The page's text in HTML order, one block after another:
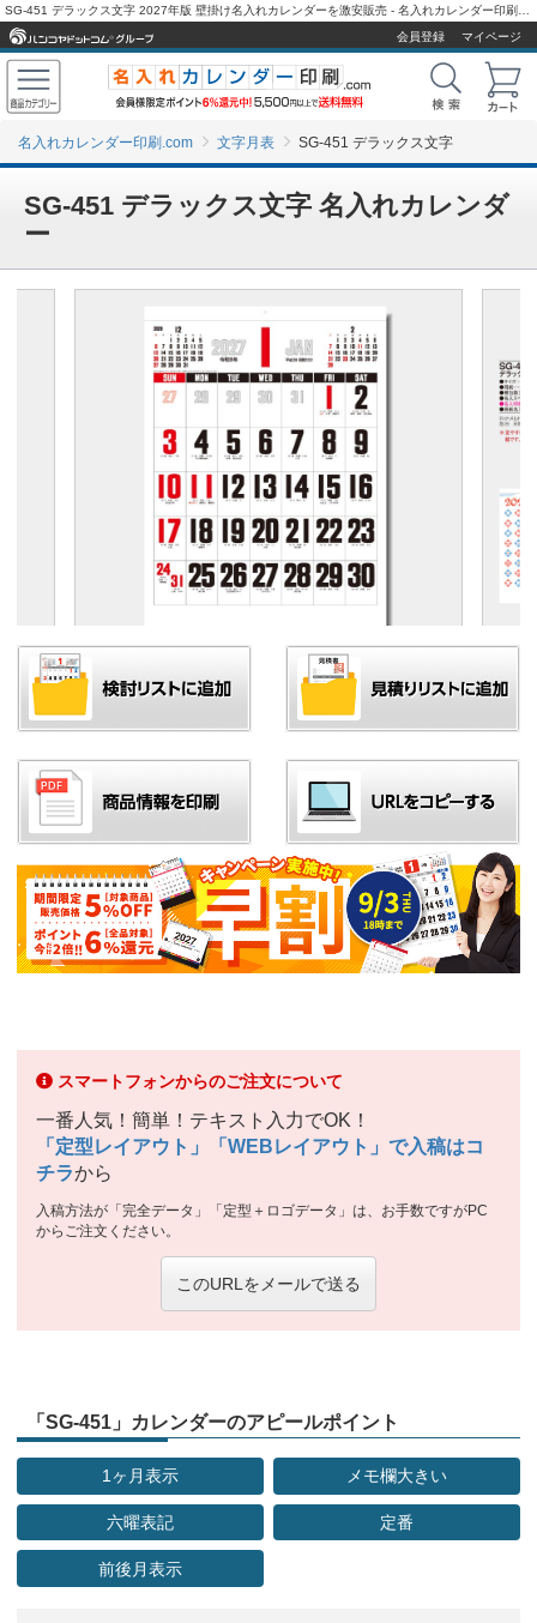
会員登録
マイページ
名入れカレンダー印刷.com 文字月表 SG-451 デラックス文字
SG-451 デラックス文字 名入れカレンダ
ー
スマートフォンからのご注文について
一番人気！簡単！テキスト入力でOK！
「定型レイアウト」「WEBレイアウト」で入稿はコ
チラから
入稿方法が「完全データ」「定型＋ロゴデータ」は、お手数ですがPC
からご注文ください。
このURLをメールで送る
「SG-451」カレンダーのアピールポイント
1ヶ月表示 メモ欄大きい
六曜表記 定番
前後月表示